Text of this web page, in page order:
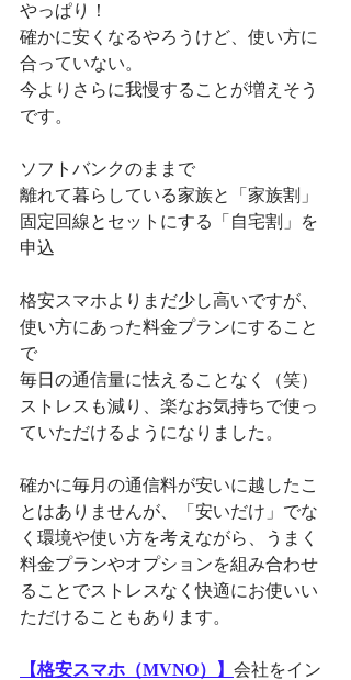
やっぱり！
確かに安くなるやろうけど、使い方に
合っていない。
今よりさらに我慢することが増えそう
です。
ソフトバンクのままで
離れて暮らしている家族と「家族割」
固定回線とセットにする「自宅割」を
申込
格安スマホよりまだ少し高いですが、
使い方にあった料金プランにすること
で
毎日の通信量に怯えることなく（笑）
ストレスも減り、楽なお気持ちで使っ
ていただけるようになりました。
確かに毎月の通信料が安いに越したこ
とはありませんが、「安いだけ」でな
く環境や使い方を考えながら、うまく
料金プランやオプションを組み合わせ
ることでストレスなく快適にお使いい
ただけることもあります。
【格安スマホ（MVNO）】 会社をイン